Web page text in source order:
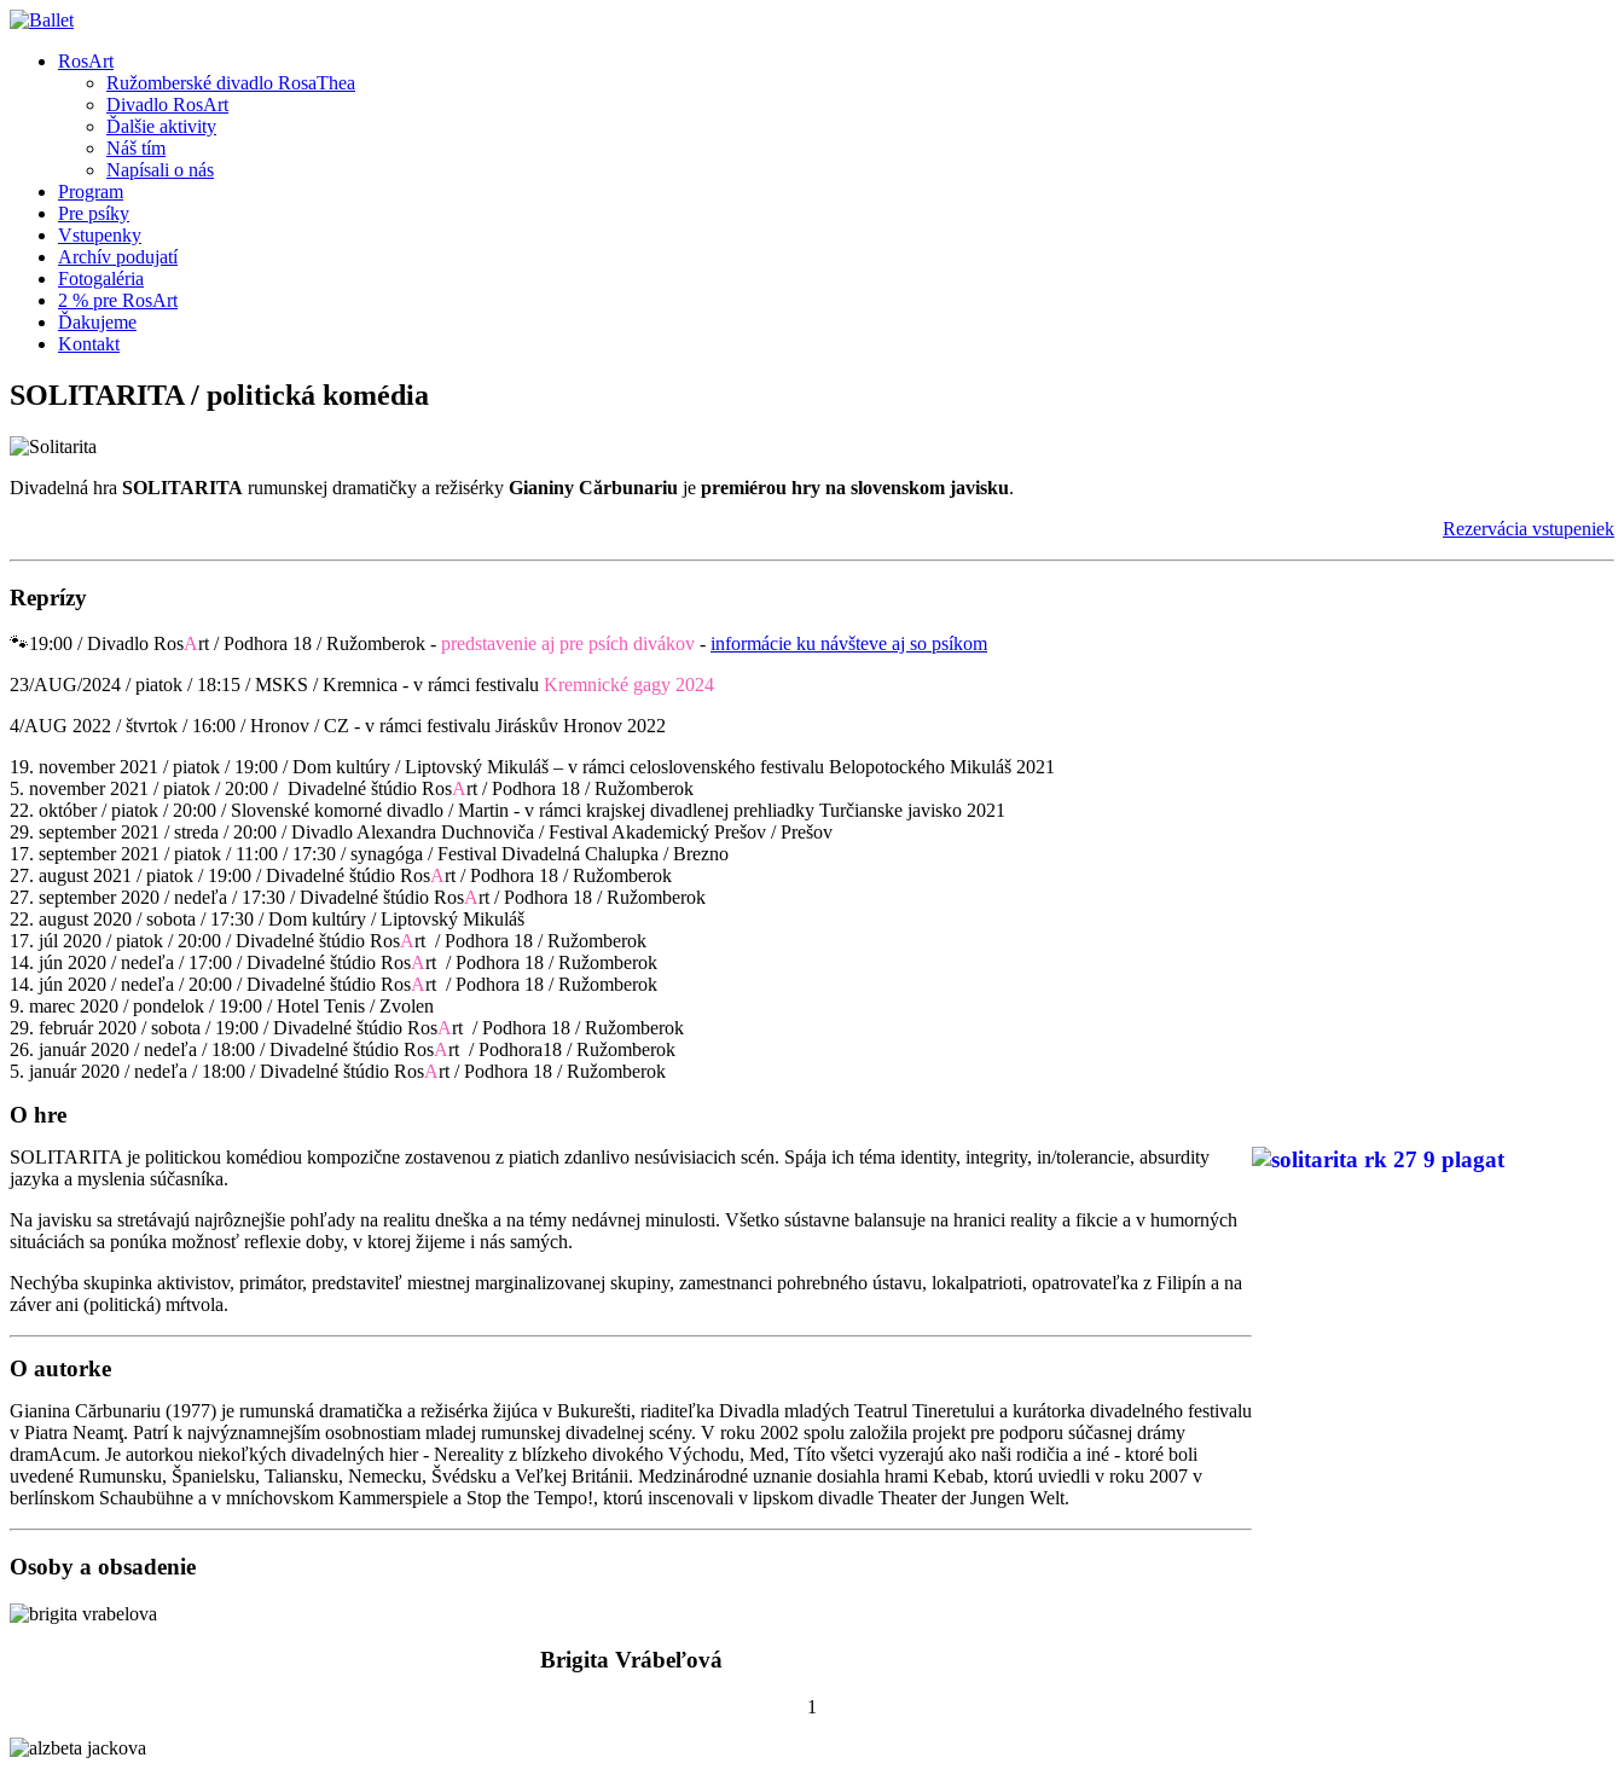
RosArt
Ružomberské divadlo RosaThea
Divadlo RosArt
Ďalšie aktivity
Náš tím
Napísali o nás
Program
Pre psíky
Vstupenky
Archív podujatí
Fotogaléria
2 % pre RosArt
Ďakujeme
Kontakt
SOLITARITA / politická komédia
Divadelná hra SOLITARITA rumunskej dramatičky a režisérky Gianiny Cărbunariu je premiérou hry na slovenskom javisku.
Rezervácia vstupeniek
Reprízy
🐾19:00 /Divadlo RosArt / Podhora 18 / Ružomberok - predstavenie aj pre psích divákov - informácie ku návšteve aj so psíkom
23/AUG/2024 / piatok / 18:15 / MSKS / Kremnica - v rámci festivalu Kremnické gagy 2024
4/AUG 2022 / štvrtok / 16:00 / Hronov / CZ - v rámci festivalu Jiráskův Hronov 2022
19. november 2021 / piatok / 19:00 / Dom kultúry / Liptovský Mikuláš – v rámci celoslovenského festivalu Belopotockého Mikuláš 2021
5. november 2021 / piatok / 20:00 / Divadelné štúdio RosArt / Podhora 18 / Ružomberok
22. október / piatok / 20:00 / Slovenské komorné divadlo / Martin - v rámci krajskej divadlenej prehliadky Turčianske javisko 2021
29. september 2021 / streda / 20:00 / Divadlo Alexandra Duchnoviča / Festival Akademický Prešov / Prešov
17. september 2021 / piatok / 11:00 / 17:30 / synagóga / Festival Divadelná Chalupka / Brezno
27. august 2021 / piatok / 19:00 / Divadelné štúdio RosArt / Podhora 18 / Ružomberok
27. september 2020 / nedeľa / 17:30 / Divadelné štúdio RosArt / Podhora 18 / Ružomberok
22. august 2020 / sobota / 17:30 / Dom kultúry / Liptovský Mikuláš
17. júl 2020 / piatok / 20:00 / Divadelné štúdio RosArt / Podhora 18 / Ružomberok
14. jún 2020 / nedeľa / 17:00 / Divadelné štúdio RosArt / Podhora 18 / Ružomberok
14. jún 2020 / nedeľa / 20:00 / Divadelné štúdio RosArt / Podhora 18 / Ružomberok
9. marec 2020 / pondelok / 19:00 / Hotel Tenis / Zvolen
29. február 2020 / sobota / 19:00 / Divadelné štúdio RosArt / Podhora 18 / Ružomberok
26. január 2020 / nedeľa / 18:00 / Divadelné štúdio RosArt / Podhora18 / Ružomberok
5. január 2020 / nedeľa / 18:00 / Divadelné štúdio RosArt / Podhora 18 / Ružomberok
O hre
SOLITARITA je politickou komédiou kompozične zostavenou z piatich zdanlivo nesúvisiacich scén. Spája ich téma identity, integrity, in/tolerancie, absurdity
jazyka a myslenia súčasníka.
Na javisku sa stretávajú najrôznejšie pohľady na realitu dneška a na témy nedávnej minulosti. Všetko sústavne balansuje na hranici reality a fikcie a v humorných
situáciách sa ponúka možnosť reflexie doby, v ktorej žijeme i nás samých.
Nechýba skupinka aktivistov, primátor, predstaviteľ miestnej marginalizovanej skupiny, zamestnanci pohrebného ústavu, lokalpatrioti, opatrovateľka z Filipín a na
záver ani (politická) mŕtvola.
O autorke
Gianina Cărbunariu (1977) je rumunská dramatička a režisérka žijúca v Bukurešti, riaditeľka Divadla mladých Teatrul Tineretului a kurátorka divadelného festivalu
v Piatra Neamţ. Patrí k najvýznamnejším osobnostiam mladej rumunskej divadelnej scény. V roku 2002 spolu založila projekt pre podporu súčasnej drámy
dramAcum. Je autorkou niekoľkých divadelných hier - Nereality z blízkeho divokého Východu, Med, Títo všetci vyzerajú ako naši rodičia a iné - ktoré boli
uvedené Rumunsku, Španielsku, Taliansku, Nemecku, Švédsku a Veľkej Británii. Medzinárodné uznanie dosiahla hrami Kebab, ktorú uviedli v roku 2007 v
berlínskom Schaubühne a v mníchovskom Kammerspiele a Stop the Tempo!, ktorú inscenovali v lipskom divadle Theater der Jungen Welt.
Osoby a obsadenie
Brigita Vrábeľová
1